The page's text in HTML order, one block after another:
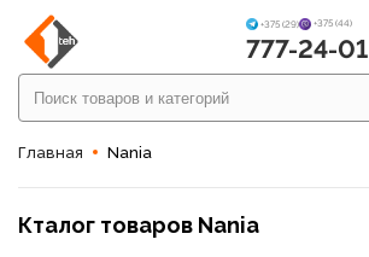
+375 (29) +375 (44)
777-24-01
Главная Nania
Кталог товаров Nania